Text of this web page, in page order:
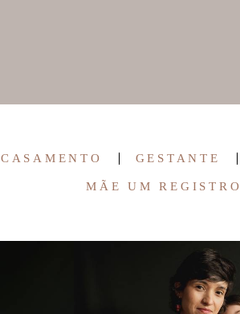
CASAMENTO GESTANTE
MÃE UM REGISTRO